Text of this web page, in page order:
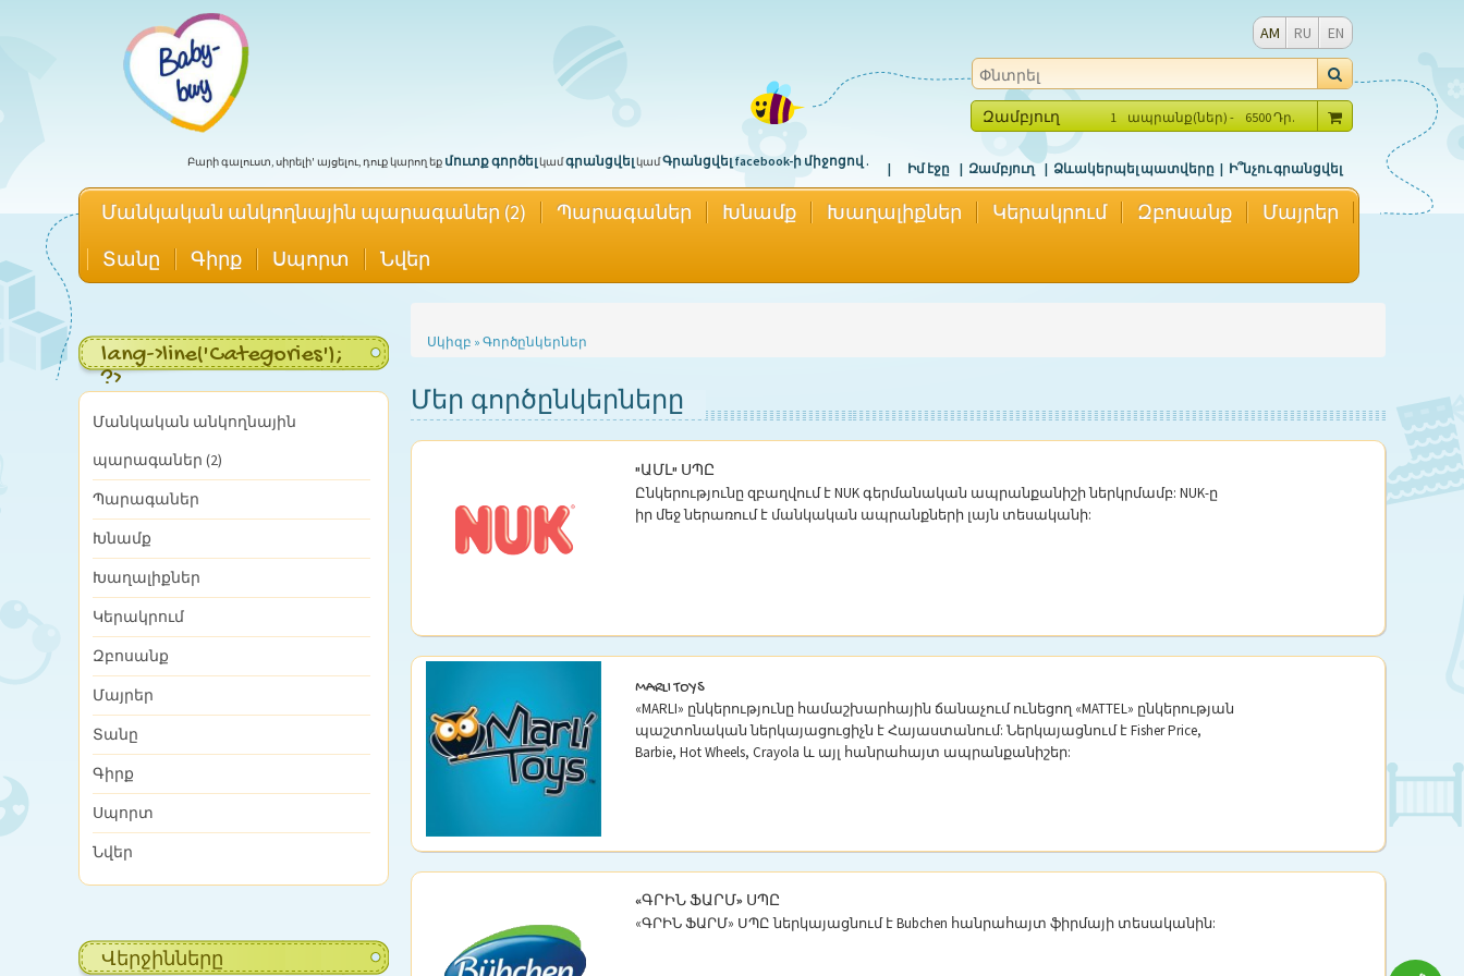
AM RU EN
Զամբյուղ Դր.
6500
ապրանք(ներ) -
1
Բարի գալուստ, սիրելի' այցելու, դուք կարող եք մուտք գործելկամգրանցվելկամԳրանցվել facebook-ի միջոցով . Իմ էջը Զամբյուղ Ձևակերպել պատվերը Ի՞նչու գրանցվել
Մանկական անկողնային պարագաներ (2) Պարագաներ Խնամք Խաղալիքներ Կերակրում Զբոսանք
Մայրեր
Տանը
Գիրք Սպորտ Նվեր
lang->line('Categories');
?>
Մանկական անկողնային
պարագաներ (2)
Պարագաներ
Խնամք
Խաղալիքներ
Կերակրում
Զբոսանք
Մայրեր
Տանը
Գիրք
Սպորտ
Նվեր
Վերջինները
Սկիզբ » Գործընկերներ
Մեր գործընկերները
"ԱՄԼ" ՍՊԸ
Ընկերությունը զբաղվում է NUK գերմանական ապրանքանիշի ներկրմամբ: NUK-ը
իր մեջ ներառում է մանկական ապրանքների լայն տեսականի:
MARLI TOYS
«MARLI» ընկերությունը համաշխարհային ճանաչում ունեցող «MATTEL» ընկերության
պաշտոնական ներկայացուցիչն է Հայաստանում: Ներկայացնում է Fisher Price,
Barbie, Hot Wheels, Crayola և այլ հանրահայտ ապրանքանիշեր:
«ԳՐԻՆ ՖԱՐՄ» ՍՊԸ
«ԳՐԻՆ ՖԱՐՄ» ՍՊԸ ներկայացնում է Bubchen հանրահայտ ֆիրմայի տեսականին: